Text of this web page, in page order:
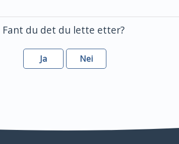
Fant du det du lette etter?
Ja Nei